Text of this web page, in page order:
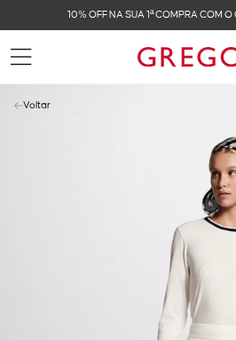
O CUPOM GRGLOVERS
Voltar